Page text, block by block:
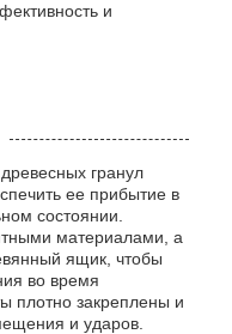
и
гранул
ее прибытие в
состоянии.
материалами, а
ящик, чтобы
во время
плотно закреплены и
и ударов.